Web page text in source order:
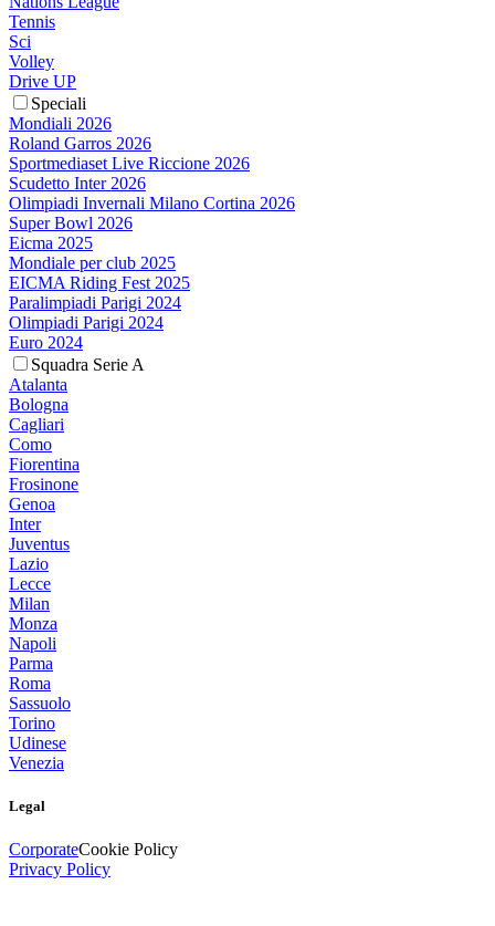
Tennis
Sci
Volley
Drive UP
Speciali
Mondiali 2026
Roland Garros 2026
Sportmediaset Live Riccione 2026
Scudetto Inter 2026
Olimpiadi Invernali Milano Cortina 2026
Super Bowl 2026
Eicma 2025
Mondiale per club 2025
EICMA Riding Fest 2025
Paralimpiadi Parigi 2024
Olimpiadi Parigi 2024
Euro 2024
Squadra Serie A
Atalanta
Bologna
Cagliari
Como
Fiorentina
Frosinone
Genoa
Inter
Juventus
Lazio
Lecce
Milan
Monza
Napoli
Parma
Roma
Sassuolo
Torino
Udinese
Venezia
Legal
CorporateCookie Policy
Privacy Policy